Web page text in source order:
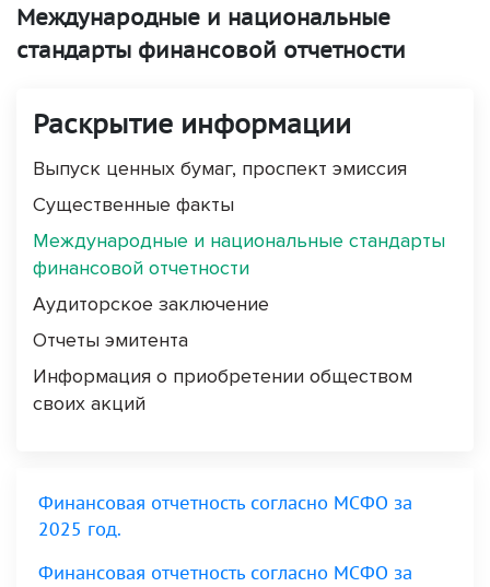
Международные и национальные
стандарты финансовой отчетности
Финансовая отчетность согласно МСФО за
2025 год.
Финансовая отчетность согласно МСФО за
Раскрытие информации
Выпуск ценных бумаг, проспект эмиссия
Существенные факты
Международные и национальные стандарты
финансовой отчетности
Аудиторское заключение
Отчеты эмитента
Информация о приобретении обществом
своих акций